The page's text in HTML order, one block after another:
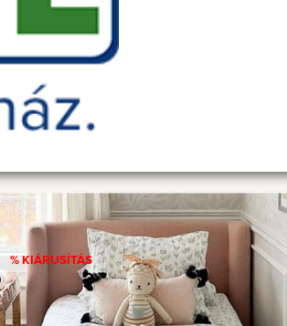
% KIÁRUSÍTÁS
Méretben
Színek